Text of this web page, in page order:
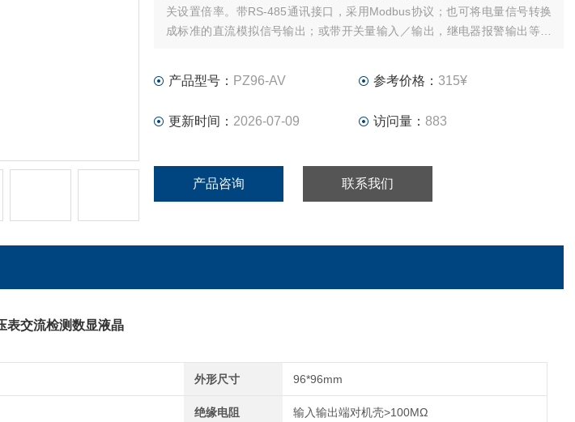
关设置倍率。带RS-485通讯接口，采用Modbus协议；也可将电量信号转换
成标准的直流模拟信号输出；或带开关量输入／输出，继电器报警输出等功
产品型号： PZ96-AV 参考价格： 315¥
更新时间： 2026-07-09 访问量： 883
产品咨询 联系我们
表交流检测数显液晶
外形尺寸 96*96mm
绝缘电阻 输入输出端对机壳>100MΩ